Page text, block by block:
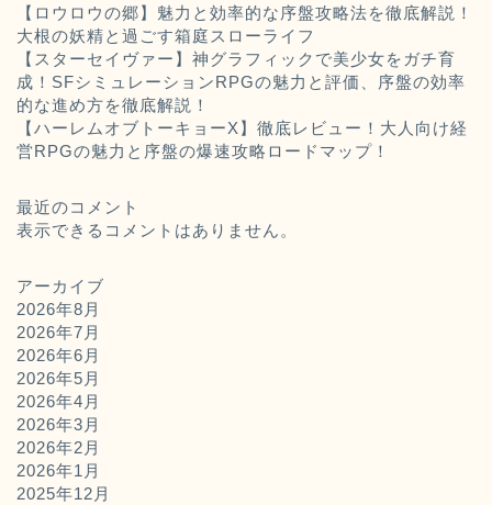
【ロウロウの郷】魅力と効率的な序盤攻略法を徹底解説！
大根の妖精と過ごす箱庭スローライフ
【スターセイヴァー】神グラフィックで美少女をガチ育
成！SFシミュレーションRPGの魅力と評価、序盤の効率
的な進め方を徹底解説！
【ハーレムオブトーキョーX】徹底レビュー！大人向け経
営RPGの魅力と序盤の爆速攻略ロードマップ！
最近のコメント
表示できるコメントはありません。
アーカイブ
2026年8月
2026年7月
2026年6月
2026年5月
2026年4月
2026年3月
2026年2月
2026年1月
2025年12月